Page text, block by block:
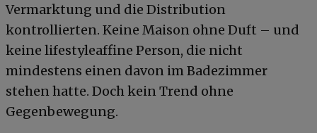
Vermarktung und die Distribution
kontrollierten. Keine Maison ohne Duft – und
keine lifestyleaffine Person, die nicht
mindestens einen davon im Badezimmer
stehen hatte. Doch kein Trend ohne
Gegenbewegung.